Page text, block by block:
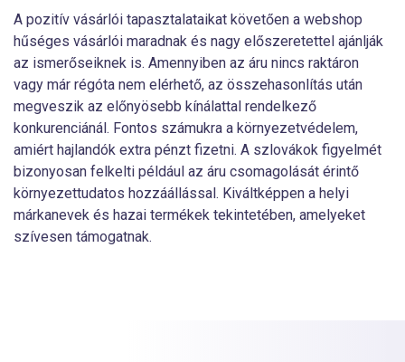
A pozitív vásárlói tapasztalataikat követően a webshop
hűséges vásárlói maradnak és nagy előszeretettel ajánlják
az ismerőseiknek is. Amennyiben az áru nincs raktáron
vagy már régóta nem elérhető, az összehasonlítás után
megveszik az előnyösebb kínálattal rendelkező
konkurenciánál. Fontos számukra a környezetvédelem,
amiért hajlandók extra pénzt fizetni. A szlovákok figyelmét
bizonyosan felkelti például az áru csomagolását érintő
környezettudatos hozzáállással. Kiváltképpen a helyi
márkanevek és hazai termékek tekintetében, amelyeket
szívesen támogatnak.